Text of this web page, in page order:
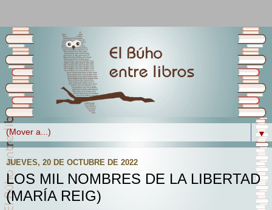
▼
JUEVES, 20 DE OCTUBRE DE 2022
LOS MIL NOMBRES DE LA LIBERTAD
(MARÍA REIG)